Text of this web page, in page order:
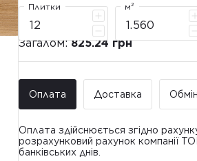
Плитки м²
Загалом:825.24 грн
Оплата Доставка Обмін
Оплата здійснюється згідно
розрахунковий рахунок компанії
банківських днів.